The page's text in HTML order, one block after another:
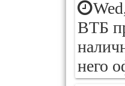
ВТБ
него